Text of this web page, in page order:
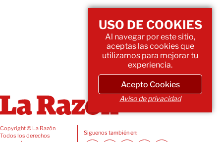
Copyright © La Razón
Todos los derechos
Siguenos también en:
USO DE COOKIES
Al navegar por este sitio,
aceptas las cookies que
utilizamos para mejorar tu
experiencia.
Acepto Cookies
Aviso de privacidad